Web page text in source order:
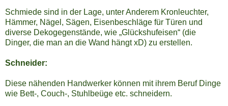
Schmiede sind in der Lage, unter Anderem Kronleuchter,
Hämmer, Nägel, Sägen, Eisenbeschläge für Türen und
diverse Dekogegenstände, wie „Glückshufeisen“ (die
Dinger, die man an die Wand hängt xD) zu erstellen.
Schneider:
Diese nähenden Handwerker können mit ihrem Beruf Dinge
wie Bett-, Couch-, Stuhlbeüge etc. schneidern.